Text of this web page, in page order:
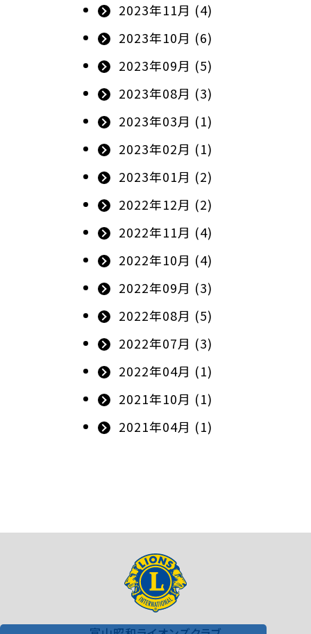
2023年11月 (4)
2023年10月 (6)
2023年09月 (5)
2023年08月 (3)
2023年03月 (1)
2023年02月 (1)
2023年01月 (2)
2022年12月 (2)
2022年11月 (4)
2022年10月 (4)
2022年09月 (3)
2022年08月 (5)
2022年07月 (3)
2022年04月 (1)
2021年10月 (1)
2021年04月 (1)